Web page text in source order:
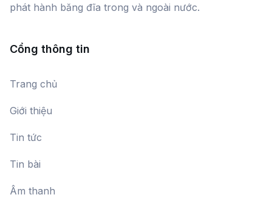
phát hành băng đĩa trong và ngoài nước.
Cổng thông tin
Trang chủ
Giới thiệu
Tin tức
Tin bài
Âm thanh